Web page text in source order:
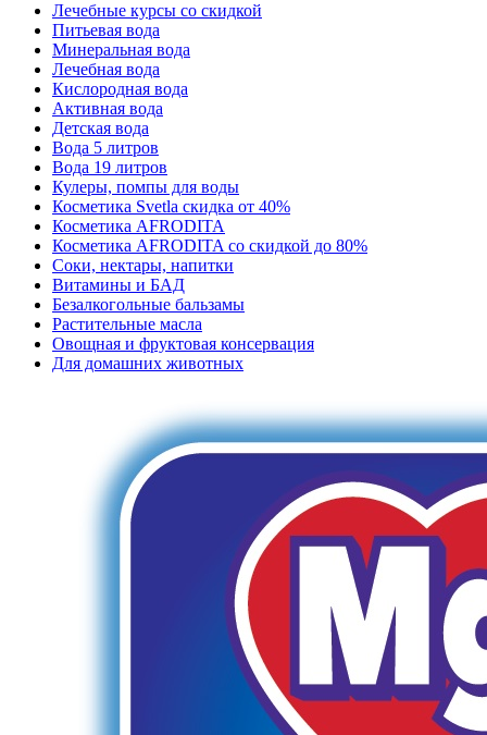
Лечебные курсы со скидкой
Питьевая вода
Минеральная вода
Лечебная вода
Кислородная вода
Активная вода
Детская вода
Вода 5 литров
Вода 19 литров
Кулеры, помпы для воды
Косметика Svetla скидка от 40%
Косметика AFRODITA
Косметика AFRODITA со скидкой до 80%
Соки, нектары, напитки
Витамины и БАД
Безалкогольные бальзамы
Растительные масла
Овощная и фруктовая консервация
Для домашних животных